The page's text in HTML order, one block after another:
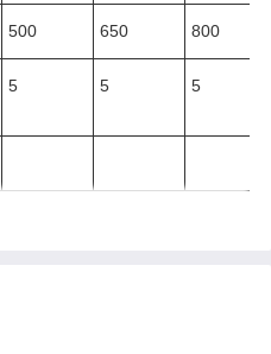
500 650 800
5 5 5